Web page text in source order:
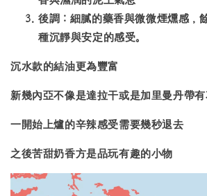
後調 ：細膩的藥香與微微煙燻感，
種沉靜與安定的感受。
沉水款的結油更為豐富
新幾內亞不像是達拉干或是加里曼丹帶
一開始上爐的辛辣感受需要幾秒退去
之後苦甜奶香方是品玩有趣的小物